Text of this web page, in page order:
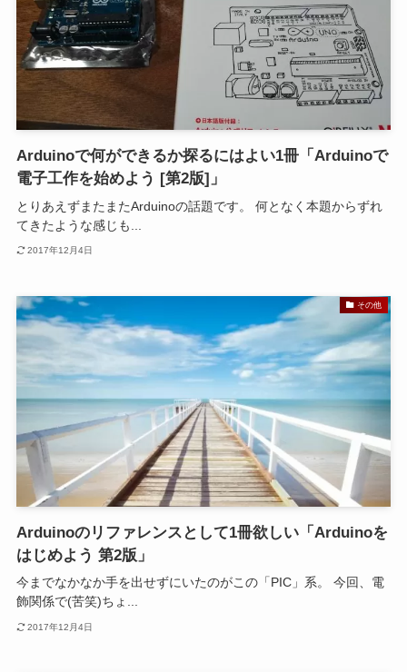
Arduinoで何ができるか探るにはよい1冊「Arduinoで
電子工作を始めよう [第2版]」
とりあえずまたまたArduinoの話題です。 何となく本題からずれ
てきたような感じも...
2017年12月4日
その他
Arduinoのリファレンスとして1冊欲しい「Arduinoを
はじめよう 第2版」
今までなかなか手を出せずにいたのがこの「PIC」系。 今回、電
飾関係で(苦笑)ちょ...
2017年12月4日